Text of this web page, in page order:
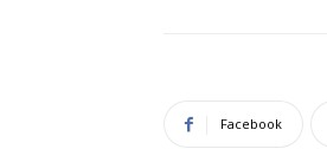
Facebook